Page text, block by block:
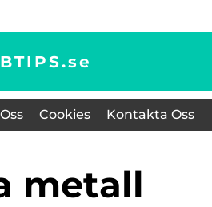
se
Cookies Kontakta Oss
metall